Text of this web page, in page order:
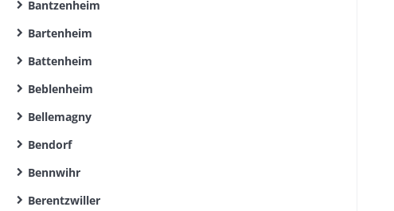
Bantzenheim
Bartenheim
Battenheim
Beblenheim
Bellemagny
Bendorf
Bennwihr
Berentzwiller